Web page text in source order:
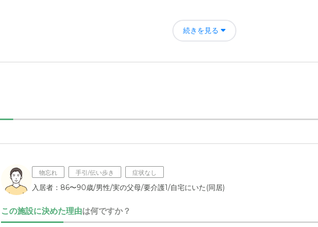
やはり介護施設にすべてを任すわけにはいかず、ちょっとした身の回りの用事などは、会社を休む
アースの介護付き 有料老人ホーム でらいと島田の評価
職員・スタッフは挨拶等はきちんとして頂き、良い印象。女性スタッフの優しさが滲み出ています
外観は掃除が行き届き、清潔な印象。内装は落ち着いた塗装、居室は一人で暮らすにはちょうど良
介護医療サービスについて
介護・医療サービスはパンフレットやネット情報等を見ただけですが、他の介護施設並みと思います
続きを見る
物忘れ 手引/伝い歩き 症状なし
入居者：86〜90歳/男性/実の父母/要介護1/自宅にいた(同居)
この施設に決めた理由は何ですか？